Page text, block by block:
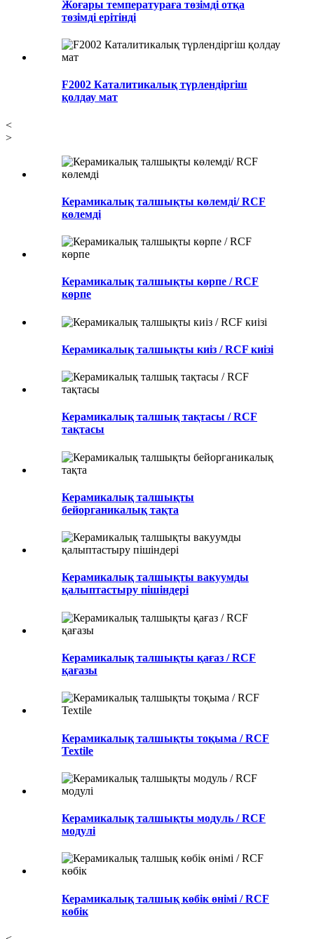
Жоғары температураға төзімді отқа
төзімді ерітінді
F2002 Каталитикалық түрлендіргіш
қолдау мат
<
>
Керамикалық талшықты көлемді/ RCF
көлемді
Керамикалық талшықты көрпе / RCF
көрпе
Керамикалық талшықты киіз / RCF киізі
Керамикалық талшық тақтасы / RCF
тақтасы
Керамикалық талшықты
бейорганикалық тақта
Керамикалық талшықты вакуумды
қалыптастыру пішіндері
Керамикалық талшықты қағаз / RCF
қағазы
Керамикалық талшықты тоқыма / RCF
Textile
Керамикалық талшықты модуль / RCF
модулі
Керамикалық талшық көбік өнімі / RCF
көбік